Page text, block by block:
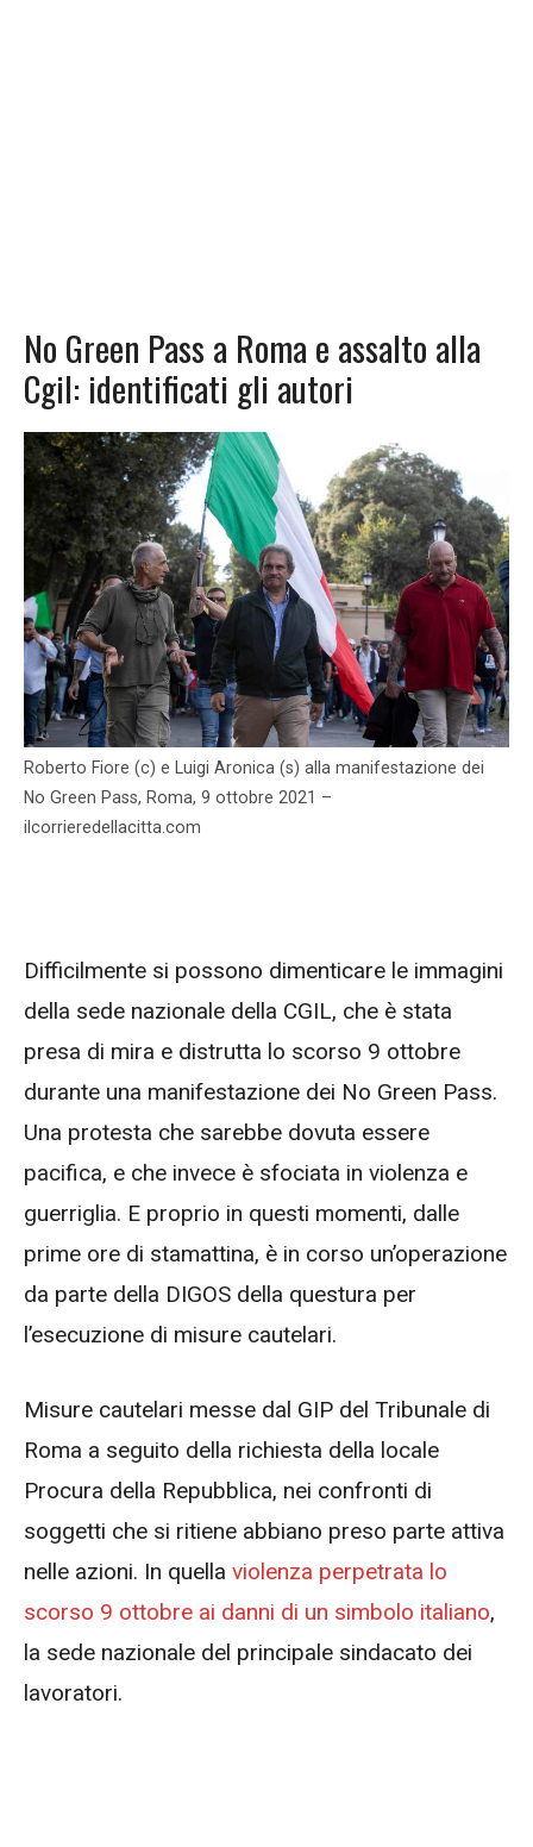
No Green Pass a Roma e assalto alla
Cgil: identificati gli autori
Roberto Fiore (c) e Luigi Aronica (s) alla manifestazione dei
No Green Pass, Roma, 9 ottobre 2021 –
ilcorrieredellacitta.com
Difficilmente si possono dimenticare le immagini
della sede nazionale della CGIL, che è stata
presa di mira e distrutta lo scorso 9 ottobre
durante una manifestazione dei No Green Pass.
Una protesta che sarebbe dovuta essere
pacifica, e che invece è sfociata in violenza e
guerriglia. E proprio in questi momenti, dalle
prime ore di stamattina, è in corso un’operazione
da parte della DIGOS della questura per
l’esecuzione di misure cautelari.
Misure cautelari messe dal GIP del Tribunale di
Roma a seguito della richiesta della locale
Procura della Repubblica, nei confronti di
soggetti che si ritiene abbiano preso parte attiva
nelle azioni. In quella violenza perpetrata lo
scorso 9 ottobre ai danni di un simbolo italiano,
la sede nazionale del principale sindacato dei
lavoratori.